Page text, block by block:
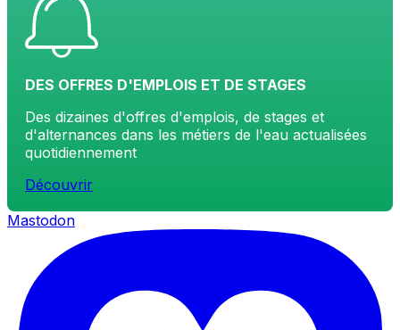
DES OFFRES D'EMPLOIS ET DE STAGES
Des dizaines d'offres d'emplois, de stages et
d'alternances dans les métiers de l'eau actualisées
quotidiennement
Découvrir
Mastodon